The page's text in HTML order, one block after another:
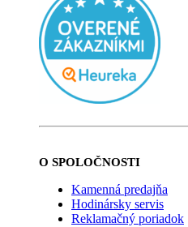
O SPOLOČNOSTI
Kamenná predajňa
Hodinársky servis
Reklamačný poriadok